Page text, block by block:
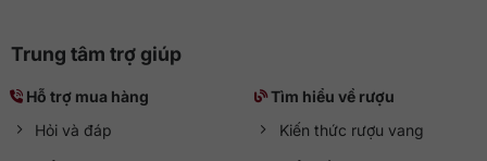
Trung tâm trợ giúp
Hỗ trợ mua hàng
Hỏi và đáp
Tìm hiểu về rượu
Kiến thức rượu vang